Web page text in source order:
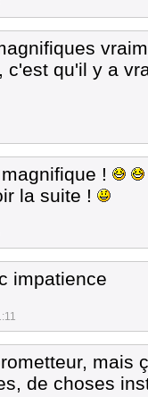
c'est qu'il y a
!
la suite !
impatience
mais
de choses